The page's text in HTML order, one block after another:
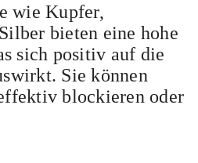
wie Kupfer,
bieten eine hohe
sich positiv auf die
Sie können
blockieren oder